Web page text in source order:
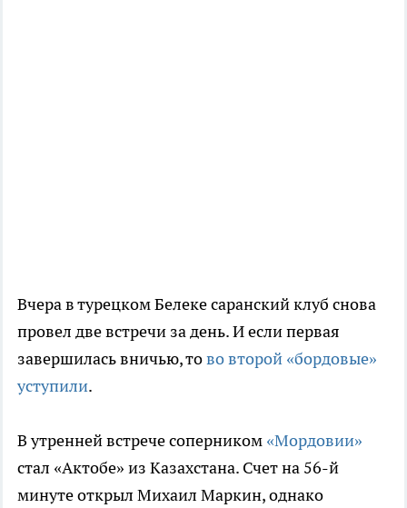
Вчера в турецком Белеке саранский клуб снова
провел две встречи за день. И если первая
завершилась вничью, тово второй «бордовые»
уступили.
В утренней встрече соперником «Мордовии»
стал «Актобе» из Казахстана. Счет на 56-й
минуте открыл Михаил Маркин, однако